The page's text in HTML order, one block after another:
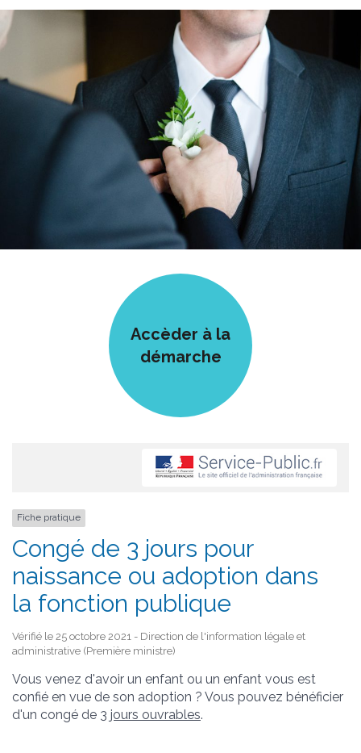
Accèder à la
démarche
Fiche pratique
Congé de 3 jours pour
naissance ou adoption dans
la fonction publique
Vérifié le 25 octobre 2021 - Direction de l'information légale et
administrative (Première ministre)
Vous venez d'avoir un enfant ou un enfant vous est
confié en vue de son adoption ? Vous pouvez bénéficier
d'un congé de 3 jours ouvrables.